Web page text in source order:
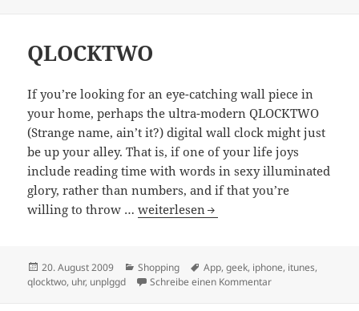
QLOCKTWO
If you’re looking for an eye-catching wall piece in
your home, perhaps the ultra-modern QLOCKTWO
(Strange name, ain’t it?) digital wall clock might just
be up your alley. That is, if one of your life joys
include reading time with words in sexy illuminated
glory, rather than numbers, and if that you’re
willing to throw …QLOCKTWO
weiterlesen
Veröffentlicht
am
20. August 2009 Kategorien
Shopping Schlagwörter
App,geek, iphone, itunes,
qlocktwo, uhr, unplggd Schreibe einen Kommentarzu QLOCKTWO